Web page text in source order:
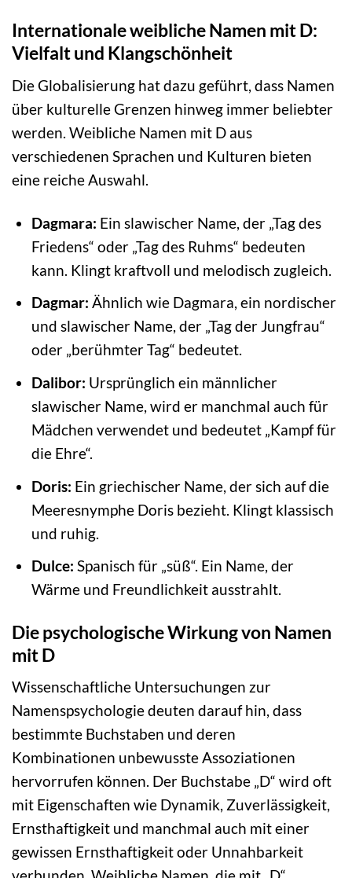
Internationale weibliche Namen mit D:
Vielfalt und Klangschönheit
Die Globalisierung hat dazu geführt, dass Namen
über kulturelle Grenzen hinweg immer beliebter
werden. Weibliche Namen mit D aus
verschiedenen Sprachen und Kulturen bieten
eine reiche Auswahl.
Dagmara: Ein slawischer Name, der „Tag des
Friedens“ oder „Tag des Ruhms“ bedeuten
kann. Klingt kraftvoll und melodisch zugleich.
Dagmar: Ähnlich wie Dagmara, ein nordischer
und slawischer Name, der „Tag der Jungfrau“
oder „berühmter Tag“ bedeutet.
Dalibor: Ursprünglich ein männlicher
slawischer Name, wird er manchmal auch für
Mädchen verwendet und bedeutet „Kampf für
die Ehre“.
Doris: Ein griechischer Name, der sich auf die
Meeresnymphe Doris bezieht. Klingt klassisch
und ruhig.
Dulce: Spanisch für „süß“. Ein Name, der
Wärme und Freundlichkeit ausstrahlt.
Die psychologische Wirkung von Namen
mit D
Wissenschaftliche Untersuchungen zur
Namenspsychologie deuten darauf hin, dass
bestimmte Buchstaben und deren
Kombinationen unbewusste Assoziationen
hervorrufen können. Der Buchstabe „D“ wird oft
mit Eigenschaften wie Dynamik, Zuverlässigkeit,
Ernsthaftigkeit und manchmal auch mit einer
gewissen Ernsthaftigkeit oder Unnahbarkeit